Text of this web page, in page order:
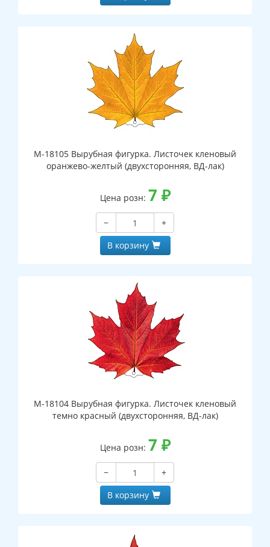
М-18105 Вырубная фигурка. Листочек кленовый
оранжево-желтый (двухсторонняя, ВД-лак)
Цена розн: 7 ₽
−
+
В корзину
М-18104 Вырубная фигурка. Листочек кленовый
темно красный (двухсторонняя, ВД-лак)
Цена розн: 7 ₽
−
+
В корзину